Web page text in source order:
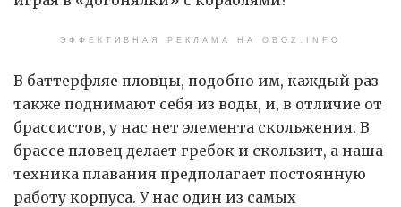
ЭФФЕКТИВНАЯ РЕКЛАМА НА OBOZ.INFO
В баттерфляе пловцы, подобно им, каждый раз
также поднимают себя из воды, и, в отличие от
брассистов, у нас нет элемента скольжения. В
брассе пловец делает гребок и скользит, а наша
техника плавания предполагает постоянную
работу корпуса. У нас один из самых